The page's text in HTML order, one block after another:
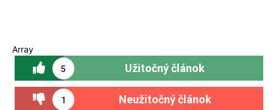
Array
5 Užitočný článok
1 Neužitočný článok